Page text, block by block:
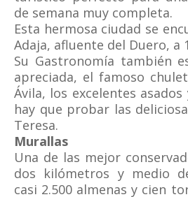
de semana muy completa.
Esta hermosa ciudad se
Adaja, afluente del Duero, a
Su Gastronomía también
apreciada, el famoso
Ávila, los excelentes
hay que probar las
Teresa.
Murallas
Una de las mejor
dos kilómetros y medio
casi 2.500 almenas y cien